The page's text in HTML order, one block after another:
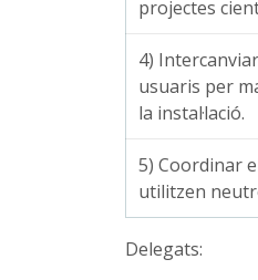
projectes
4)
usuaris per
la instal·lació.
5) Coordinar
utilitzen
Delegats: